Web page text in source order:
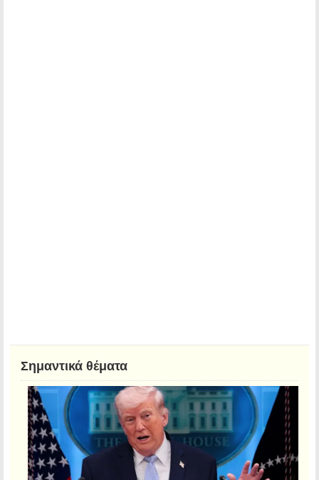
Σημαντικά θέματα